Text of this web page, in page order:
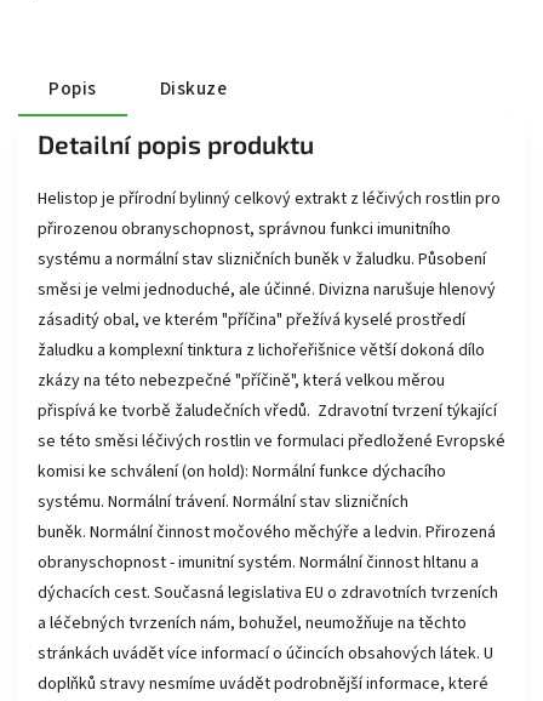
Popis Diskuze
Detailní popis produktu
Helistop je přírodní bylinný celkový extrakt z léčivých rostlin pro
přirozenou obranyschopnost, správnou funkci imunitního
systému a normální stav slizničních buněk v žaludku. Působení
směsi je velmi jednoduché, ale účinné. Divizna narušuje hlenový
zásaditý obal, ve kterém "příčina" přežívá kyselé prostředí
žaludku a komplexní tinktura z lichořeřišnice větší dokoná dílo
zkázy na této nebezpečné "příčině", která velkou měrou
přispívá ke tvorbě žaludečních vředů. Zdravotní tvrzení týkající
se této směsi léčivých rostlin ve formulaci předložené Evropské
komisi ke schválení (on hold): Normální funkce dýchacího
systému. Normální trávení. Normální stav slizničních
buněk. Normální činnost močového měchýře a ledvin. Přirozená
obranyschopnost - imunitní systém. Normální činnost hltanu a
dýchacích cest. Současná legislativa EU o zdravotních tvrzeních
a léčebných tvrzeních nám, bohužel, neumožňuje na těchto
stránkách uvádět více informací o účincích obsahových látek. U
doplňků stravy nesmíme uvádět podrobnější informace, které